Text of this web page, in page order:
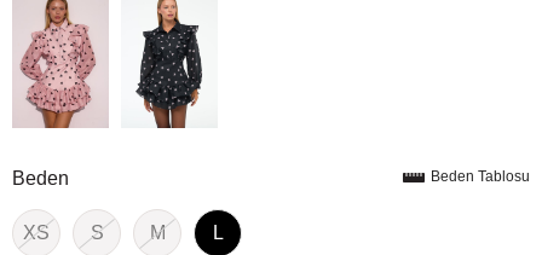
Beden
XS S M L
Beden Tablosu